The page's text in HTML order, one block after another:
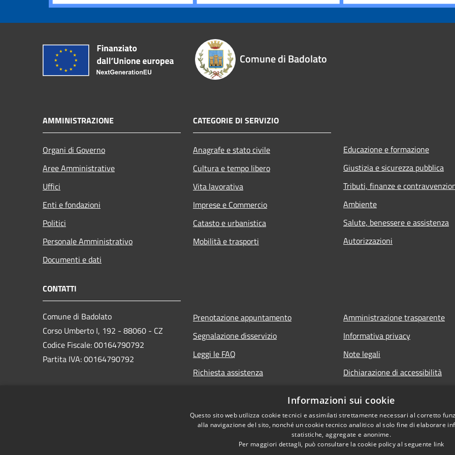
Comune di Badolato
AMMINISTRAZIONE
Organi di Governo
Aree Amministrative
Uffici
Enti e fondazioni
Politici
Personale Amministrativo
Documenti e dati
CATEGORIE DI SERVIZIO
Anagrafe e stato civile
Cultura e tempo libero
Vita lavorativa
Imprese e Commercio
Catasto e urbanistica
Mobilità e trasporti
Educazione e formazione
Giustizia e sicurezza pubblica
Tributi, finanze e
Ambiente
Salute, benessere e assistenza
Autorizzazioni
CONTATTI
Comune di Badolato
Corso Umberto I, 192 - 88060 - CZ
Codice Fiscale: 00164790792
Partita IVA: 00164790792
amministrativo.comunebadolato@asmepec.it
Prenotazione appuntamento
Segnalazione disservizio
Leggi le FAQ
Richiesta assistenza
Amministrazione trasparente
Informativa privacy
Note legali
Dichiarazione di accessibilità
Informazioni sui cookie
Questo sito web utilizza cookie tecnici e assimilati strettamente necessari al corretto
alla navigazione del sito, nonché un cookie tecnico analitico al solo fine di elaborare
statistiche, aggregate e anonime.
Per maggiori dettagli, può consultare la cookie policy al seguente link